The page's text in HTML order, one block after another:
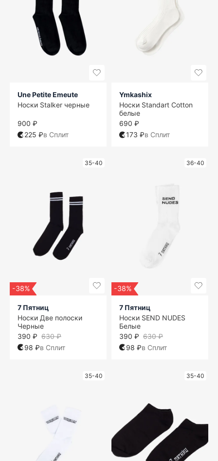
Une Petite Emeute
Носки Stalker черные
900 ₽
225 ₽в Сплит
Ymkashix
Носки Standart Cotton
белые
690 ₽
173 ₽в Сплит
35-40
-38%
7 Пятниц
Носки Две полоски
Черные
630 ₽
390 ₽
98 ₽в Сплит
36-40
-38%
7 Пятниц
Носки SEND NUDES
Белые
630 ₽
390 ₽
98 ₽в Сплит
35-40 35-40